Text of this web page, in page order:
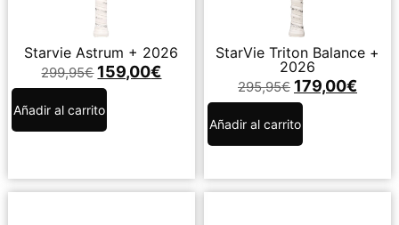
Starvie Astrum + 2026
299,95€ 159,00€
Añadir al carrito
StarVie Triton Balance +
2026
295,95€ 179,00€
Añadir al carrito